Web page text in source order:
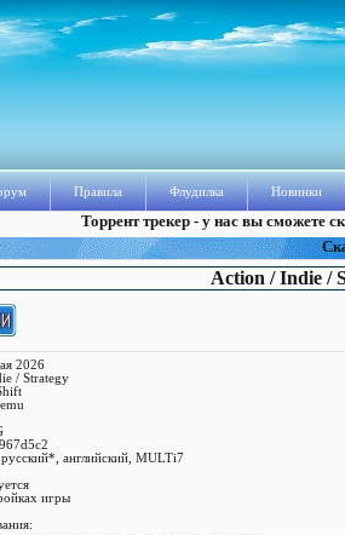
Правила Флудилка Новинки
Торрент трекер - у нас вы сможете
Action / Indie /
2026
/ Strategy
английский, MULTi7
игры